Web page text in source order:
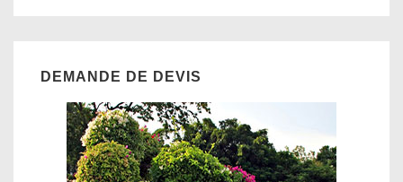
DEMANDE DE DEVIS